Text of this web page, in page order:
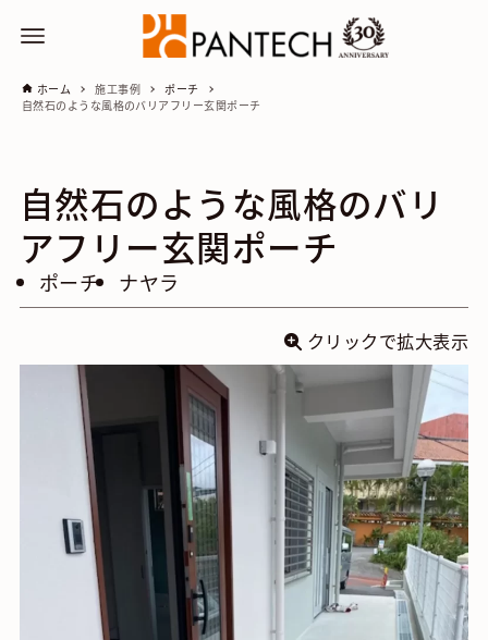
ホーム 施工事例
ポーチ
自然石のような風格のバリアフリー玄関ポーチ
自然石のような風格のバリ
アフリー玄関ポーチ
ポーチ ナヤラ
クリックで拡大表示